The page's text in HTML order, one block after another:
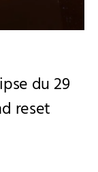
du 29
reset